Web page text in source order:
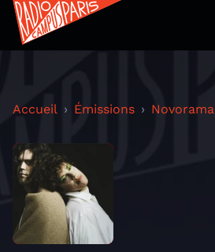
Accueil Émissions Novorama